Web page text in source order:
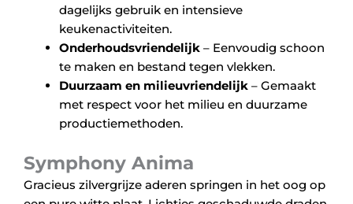
dagelijks gebruik en intensieve
keukenactiviteiten.
Onderhoudsvriendelijk – Eenvoudig schoon
te maken en bestand tegen vlekken.
Duurzaam en milieuvriendelijk – Gemaakt
met respect voor het milieu en duurzame
productiemethoden.
Symphony Anima
Gracieus zilvergrijze aderen springen in het oog op